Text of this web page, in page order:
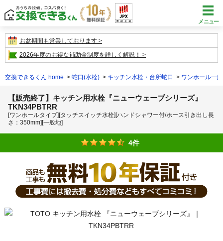
メニュー
お盆期間も営業しております
2026年度のお得な補助金制度を詳しく解説！
交換できるくん home 蛇口(水栓) キッチン水栓・台所蛇口 ワンホール一
【販売終了】キッチン用水栓『ニューウェーブシリーズ』
TKN34PBTRR
[ワンホールタイプ][タッチスイッチ水栓][ハンドシャワー付/ホース引き出し長
さ：350mm][一般地]
4件